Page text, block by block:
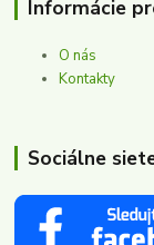
Informácie
O nás
Kontakty
Sociálne